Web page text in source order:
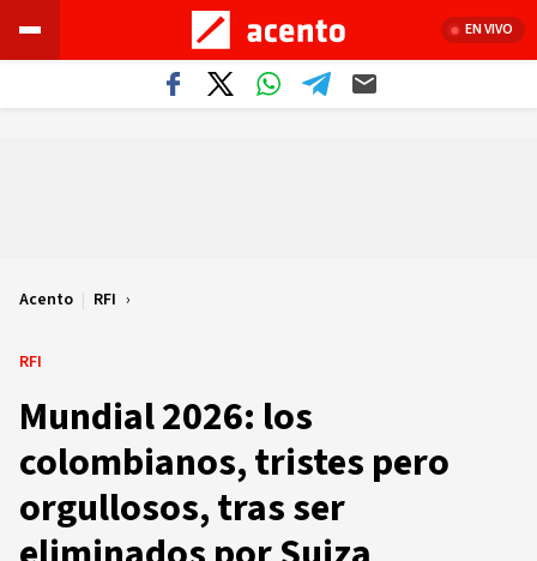
EN VIVO
Acento | RFI
RFI
Mundial 2026: los
colombianos, tristes pero
orgullosos, tras ser